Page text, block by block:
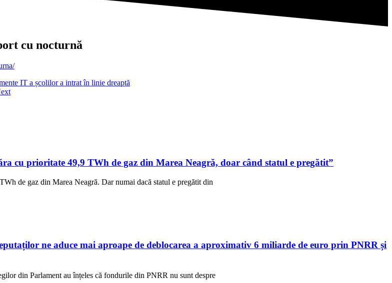
cu nocturnă
IT a școlilor a intrat în linie dreaptă
cu prioritate 49,9 TWh de gaz din Marea Neagră, doar când statul e pregătit”
de gaz din Marea Neagră. Dar numai dacă statul e pregătit din
ne aduce mai aproape de deblocarea a aproximativ 6 miliarde de euro prin PNRR și
din Parlament au înțeles că fondurile din PNRR nu sunt despre